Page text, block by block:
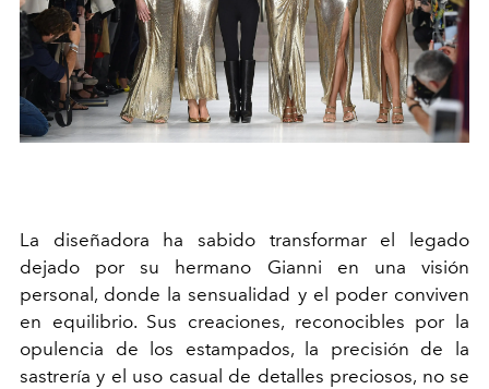
La diseñadora ha sabido transformar el legado
dejado por su hermano Gianni en una visión
personal, donde la sensualidad y el poder conviven
en equilibrio. Sus creaciones, reconocibles por la
opulencia de los estampados, la precisión de la
sastrería y el uso casual de detalles preciosos, no se